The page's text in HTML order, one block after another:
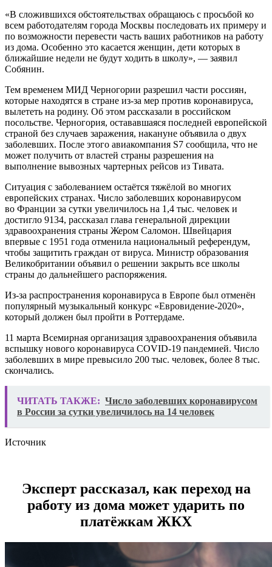
«В сложившихся обстоятельствах обращаюсь с просьбой ко
всем работодателям города Москвы последовать их примеру и
по возможности перевести часть ваших работников на работу
из дома. Особенно это касается женщин, дети которых в
ближайшие недели не будут ходить в школу», — заявил
Собянин.
Тем временем МИД Черногории разрешил части россиян,
которые находятся в стране из-за мер против коронавируса,
вылететь на родину. Об этом рассказали в российском
посольстве. Черногория, остававшаяся последней европейской
страной без случаев заражения, накануне объявила о двух
заболевших. После этого авиакомпания S7 сообщила, что не
может получить от властей страны разрешения на
выполнение вывозных чартерных рейсов из Тивата.
Ситуация с заболеванием остаётся тяжёлой во многих
европейских странах. Число заболевших коронавирусом
во Франции за сутки увеличилось на 1,4 тыс. человек и
достигло 9134, рассказал глава генеральной дирекции
здравоохранения страны Жером Саломон. Швейцария
впервые с 1951 года отменила национальный референдум,
чтобы защитить граждан от вируса. Министр образования
Великобритании объявил о решении закрыть все школы
страны до дальнейшего распоряжения.
Из-за распространения коронавируса в Европе был отменён
популярный музыкальный конкурс «Евровидение-2020»,
который должен был пройти в Роттердаме.
11 марта Всемирная организация здравоохранения объявила
вспышку нового коронавируса COVID-19 пандемией. Число
заболевших в мире превысило 200 тыс. человек, более 8 тыс.
скончались.
ЧИТАТЬ ТАКЖЕ: Число заболевших коронавирусом
в России за сутки увеличилось на 14 человек
Источник
Эксперт рассказал, как переход на
работу из дома может ударить по
платёжкам ЖКХ